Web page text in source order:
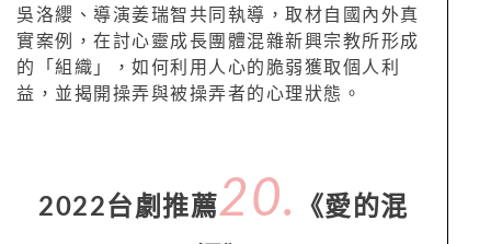
吳洛纓、導演姜瑞智共同執導，取材自國內外真
實案例，在討心靈成長團體混雜新興宗教所形成
的「組織」，如何利用人心的脆弱獲取個人利
益，並揭開操弄與被操弄者的心理狀態。
2022台劇推薦20.
《愛的混